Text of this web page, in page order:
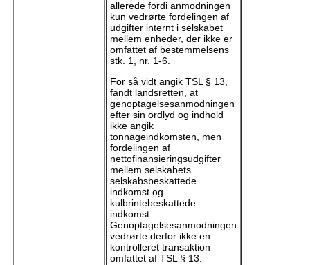
allerede fordi anmodningen
kun vedrørte fordelingen af
udgifter internt i selskabet
mellem enheder, der ikke er
omfattet af bestemmelsens
stk. 1, nr. 1-6.
For så vidt angik TSL § 13,
fandt landsretten, at
genoptagelsesanmodningen
efter sin ordlyd og indhold
ikke angik
tonnageindkomsten, men
fordelingen af
nettofinansieringsudgifter
mellem selskabets
selskabsbeskattede
indkomst og
kulbrintebeskattede
indkomst.
Genoptagelsesanmodningen
vedrørte derfor ikke en
kontrolleret transaktion
omfattet af TSL § 13.